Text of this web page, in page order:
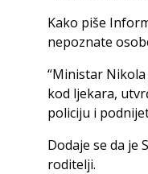
Kako piše
nepoznate
“Ministar
kod ljekara,
policiju i
Dodaje se da je
roditelji.